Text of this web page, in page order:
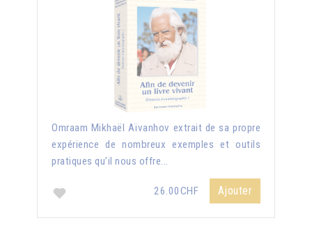
Omraam Mikhaël Aïvanhov extrait de sa propre
expérience de nombreux exemples et outils
pratiques qu’il nous offre...
26.00CHF Ajouter